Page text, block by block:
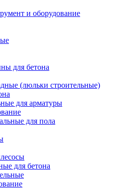
и оборудование
для бетона
(люльки строительные)
для арматуры
для пола
для бетона